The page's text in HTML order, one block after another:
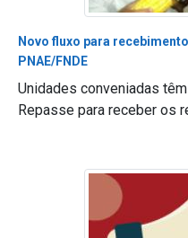
Novo fluxo para
PNAE/FNDE
Unidades conveniadas
Repasse para receber os